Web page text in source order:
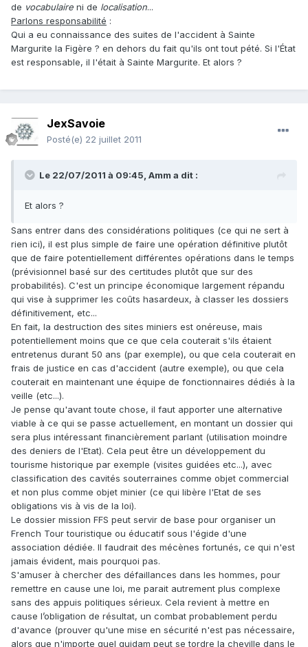
de vocabulaire ni de localisation...
Parlons responsabilité :
Qui a eu connaissance des suites de l'accident à Sainte
Margurite la Figère ? en dehors du fait qu'ils ont tout pété. Si l'État
est responsable, il l'était à Sainte Margurite. Et alors ?
JexSavoie
Posté(e) 22 juillet 2011
Le 22/07/2011 à 09:45, Amm a dit :
Et alors ?
Sans entrer dans des considérations politiques (ce qui ne sert à
rien ici), il est plus simple de faire une opération définitive plutôt
que de faire potentiellement différentes opérations dans le temps
(prévisionnel basé sur des certitudes plutôt que sur des
probabilités). C'est un principe économique largement répandu
qui vise à supprimer les coûts hasardeux, à classer les dossiers
définitivement, etc...
En fait, la destruction des sites miniers est onéreuse, mais
potentiellement moins que ce que cela couterait s'ils étaient
entretenus durant 50 ans (par exemple), ou que cela couterait en
frais de justice en cas d'accident (autre exemple), ou que cela
couterait en maintenant une équipe de fonctionnaires dédiés à la
veille (etc...).
Je pense qu'avant toute chose, il faut apporter une alternative
viable à ce qui se passe actuellement, en montant un dossier qui
sera plus intéressant financièrement parlant (utilisation moindre
des deniers de l'Etat). Cela peut être un développement du
tourisme historique par exemple (visites guidées etc...), avec
classification des cavités souterraines comme objet commercial
et non plus comme objet minier (ce qui libère l'Etat de ses
obligations vis à vis de la loi).
Le dossier mission FFS peut servir de base pour organiser un
French Tour touristique ou éducatif sous l'égide d'une
association dédiée. Il faudrait des mécènes fortunés, ce qui n'est
jamais évident, mais pourquoi pas.
S'amuser à chercher des défaillances dans les hommes, pour
remettre en cause une loi, me parait autrement plus complexe
sans des appuis politiques sérieux. Cela revient à mettre en
cause l’obligation de résultat, un combat probablement perdu
d'avance (prouver qu'une mise en sécurité n'est pas nécessaire,
alors que n'importe quel quidam peut se tordre la cheville dans le